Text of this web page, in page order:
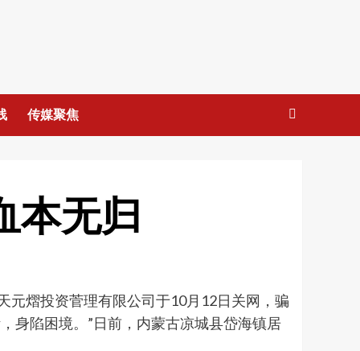
传媒聚焦
本无归
元熠投资菅理有限公司于10月12日关网，骗
身陷困境。”日前，内蒙古凉城县岱海镇居